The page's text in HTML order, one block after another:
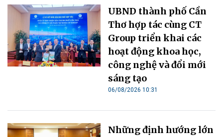
UBND thành phố Cần
Thơ hợp tác cùng CT
Group triển khai các
hoạt động khoa học,
công nghệ và đổi mới
sáng tạo
06/08/2026 10:31
Những định hướng lớn